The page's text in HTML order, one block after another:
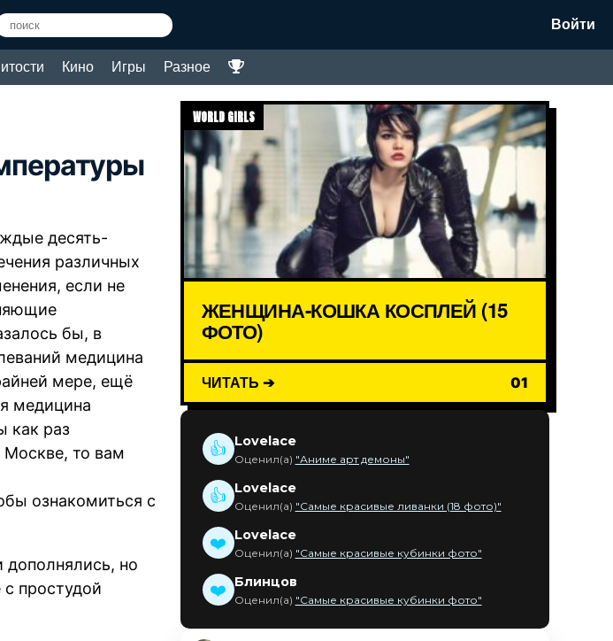
Войти
Кино Игры Разное
десять-
различных
если не
бы, в
медицина
мере, ещё
медицина
как раз
Москве, то вам
ознакомиться с
но
простудой
WORLD GIRLS
ЖЕНЩИНА-КОШКА КОСПЛЕЙ (15
ФОТО)
ЧИТАТЬ ➔ 01
👍 Lovelace
Оценил(а) "Аниме арт демоны"
👍 Lovelace
Оценил(а) "Самые красивые ливанки (18 фото)"
❤️ Lovelace
Оценил(а) "Самые красивые кубинки фото"
❤️ Блинцов
Оценил(а) "Самые красивые кубинки фото"